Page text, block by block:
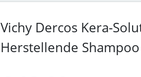
Vichy Dercos Kera-
Herstellende